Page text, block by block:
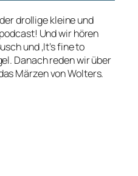
drollige kleine und
Und wir hören
und ‚It’s fine to
Danach reden wir über
Märzen von Wolters.